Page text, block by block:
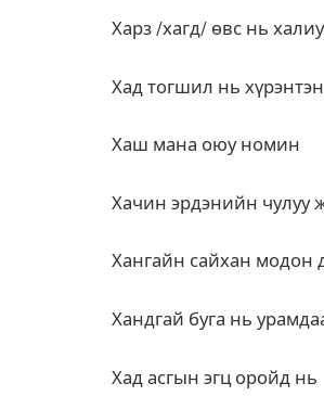
Харз /хагд/ өвс нь
Хад тогшил нь хүрэнтэн
Хаш мана оюу номин
Хачин эрдэнийн чулуу
Хангайн сайхан модон
Хандгай буга нь
Хад асгын эгц оройд нь